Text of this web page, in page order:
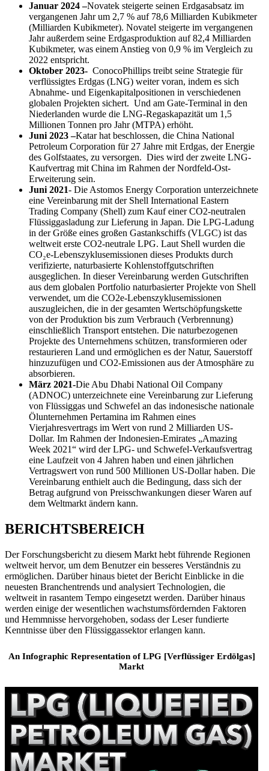
Januar 2024 –Novatek steigerte seinen Erdgasabsatz im
vergangenen Jahr um 2,7 % auf 78,6 Milliarden Kubikmeter
(Milliarden Kubikmeter). Novatel steigerte im vergangenen
Jahr außerdem seine Erdgasproduktion auf 82,4 Milliarden
Kubikmeter, was einem Anstieg von 0,9 % im Vergleich zu
2022 entspricht.
Oktober 2023- ConocoPhillips treibt seine Strategie für
verflüssigtes Erdgas (LNG) weiter voran, indem es sich
Abnahme- und Eigenkapitalpositionen in verschiedenen
globalen Projekten sichert. Und am Gate-Terminal in den
Niederlanden wurde die LNG-Regaskapazität um 1,5
Millionen Tonnen pro Jahr (MTPA) erhöht.
Juni 2023 –Katar hat beschlossen, die China National
Petroleum Corporation für 27 Jahre mit Erdgas, der Energie
des Golfstaates, zu versorgen. Dies wird der zweite LNG-
Kaufvertrag mit China im Rahmen der Nordfeld-Ost-
Erweiterung sein.
Juni 2021- Die Astomos Energy Corporation unterzeichnete
eine Vereinbarung mit der Shell International Eastern
Trading Company (Shell) zum Kauf einer CO2-neutralen
Flüssiggasladung zur Lieferung in Japan. Die LPG-Ladung
in der Größe eines großen Gastankschiffs (VLGC) ist das
weltweit erste CO2-neutrale LPG. Laut Shell wurden die
CO₂e-Lebenszyklusemissionen dieses Produkts durch
verifizierte, naturbasierte Kohlenstoffgutschriften
ausgeglichen. In dieser Vereinbarung werden Gutschriften
aus dem globalen Portfolio naturbasierter Projekte von Shell
verwendet, um die CO2e-Lebenszyklusemissionen
auszugleichen, die in der gesamten Wertschöpfungskette
von der Produktion bis zum Verbrauch (Verbrennung)
einschließlich Transport entstehen. Die naturbezogenen
Projekte des Unternehmens schützen, transformieren oder
restaurieren Land und ermöglichen es der Natur, Sauerstoff
hinzuzufügen und CO2-Emissionen aus der Atmosphäre zu
absorbieren.
März 2021-Die Abu Dhabi National Oil Company
(ADNOC) unterzeichnete eine Vereinbarung zur Lieferung
von Flüssiggas und Schwefel an das indonesische nationale
Ölunternehmen Pertamina im Rahmen eines
Vierjahresvertrags im Wert von rund 2 Milliarden US-
Dollar. Im Rahmen der Indonesien-Emirates „Amazing
Week 2021“ wird der LPG- und Schwefel-Verkaufsvertrag
eine Laufzeit von 4 Jahren haben und einen jährlichen
Vertragswert von rund 500 Millionen US-Dollar haben. Die
Vereinbarung enthielt auch die Bedingung, dass sich der
Betrag aufgrund von Preisschwankungen dieser Waren auf
dem Weltmarkt ändern kann.
BERICHTSBEREICH
Der Forschungsbericht zu diesem Markt hebt führende Regionen
weltweit hervor, um dem Benutzer ein besseres Verständnis zu
ermöglichen. Darüber hinaus bietet der Bericht Einblicke in die
neuesten Branchentrends und analysiert Technologien, die
weltweit in rasantem Tempo eingesetzt werden. Darüber hinaus
werden einige der wesentlichen wachstumsfördernden Faktoren
und Hemmnisse hervorgehoben, sodass der Leser fundierte
Kenntnisse über den Flüssiggassektor erlangen kann.
An Infographic Representation of LPG [Verflüssiger Erdölgas]
Markt